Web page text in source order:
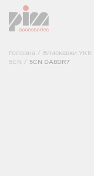
Головна / Блискавки YKK
5CN / 5CN DA8DR7